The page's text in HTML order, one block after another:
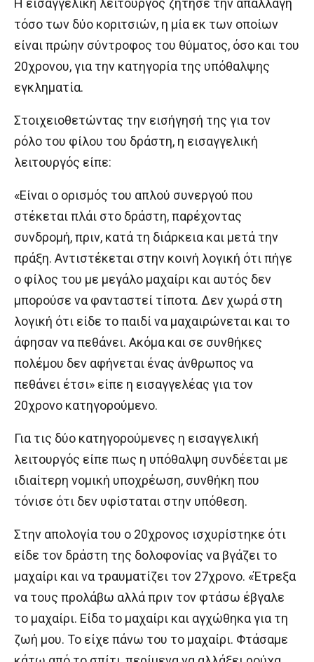
Η εισαγγελική λειτουργός ζήτησε την απαλλαγή
τόσο των δύο κοριτσιών, η μία εκ των οποίων
είναι πρώην σύντροφος του θύματος, όσο και του
20χρονου, για την κατηγορία της υπόθαλψης
εγκληματία.
Στοιχειοθετώντας την εισήγησή της για τον
ρόλο του φίλου του δράστη, η εισαγγελική
λειτουργός είπε:
«Είναι ο ορισμός του απλού συνεργού που
στέκεται πλάι στο δράστη, παρέχοντας
συνδρομή, πριν, κατά τη διάρκεια και μετά την
πράξη. Αντιστέκεται στην κοινή λογική ότι πήγε
ο φίλος του με μεγάλο μαχαίρι και αυτός δεν
μπορούσε να φανταστεί τίποτα. Δεν χωρά στη
λογική ότι είδε το παιδί να μαχαιρώνεται και το
άφησαν να πεθάνει. Ακόμα και σε συνθήκες
πολέμου δεν αφήνεται ένας άνθρωπος να
πεθάνει έτσι» είπε η εισαγγελέας για τον
20χρονο κατηγορούμενο.
Για τις δύο κατηγορούμενες η εισαγγελική
λειτουργός είπε πως η υπόθαλψη συνδέεται με
ιδιαίτερη νομική υποχρέωση, συνθήκη που
τόνισε ότι δεν υφίσταται στην υπόθεση.
Στην απολογία του ο 20χρονος ισχυρίστηκε ότι
είδε τον δράστη της δολοφονίας να βγάζει το
μαχαίρι και να τραυματίζει τον 27χρονο. «Έτρεξα
να τους προλάβω αλλά πριν τον φτάσω έβγαλε
το μαχαίρι. Είδα το μαχαίρι και αγχώθηκα για τη
ζωή μου. Το είχε πάνω του το μαχαίρι. Φτάσαμε